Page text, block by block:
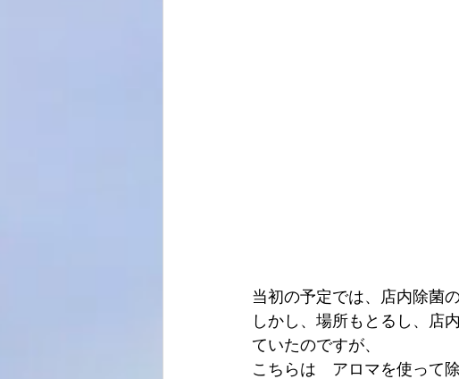
当初の予定では、店内除菌
しかし、場所もとるし、店
ていたのですが、
こちらは　アロマを使って